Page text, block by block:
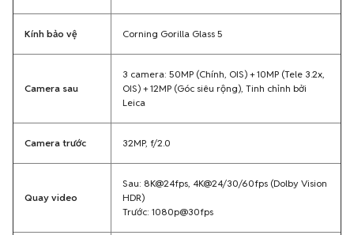
Kính bảo vệ Corning Gorilla Glass 5
Camera sau
3 camera: 50MP (Chính, OIS) + 10MP (Tele 3.2x,
OIS) + 12MP (Góc siêu rộng), Tinh chỉnh bởi
Leica
Camera trước 32MP, f/2.0
Quay video
Sau: 8K@24fps, 4K@24/30/60fps (Dolby Vision
HDR)
Trước: 1080p@30fps